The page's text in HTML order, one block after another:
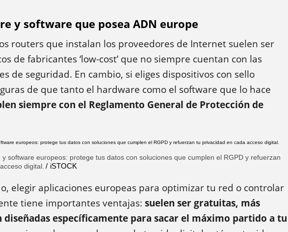
y software que posea ADN europe
routers que instalan los proveedores de Internet suelen ser
de fabricantes ‘low-cost’ que no siempre cuentan con las
de seguridad. En cambio, si eliges dispositivos con sello
de que tanto el hardware como el software que lo hace
siempre con el Reglamento General de Protección de
software europeos: protege tus datos con soluciones que cumplen el RGPD y refuerzan
digital.
iSTOCK
elegir aplicaciones europeas para optimizar tu red o controlar
tiene importantes ventajas:suelen ser gratuitas, más
diseñadas específicamente para sacar el máximo partido a tu